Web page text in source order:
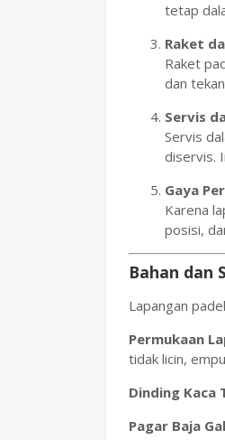
tetap
Raket
Raket
dan
Servis
Servis
diservis.
Gaya
Karena
posisi,
Bahan dan
Lapangan
Permukaan
tidak licin,
Dinding Kaca
Pagar Baja